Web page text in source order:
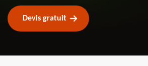
Devis gratuit